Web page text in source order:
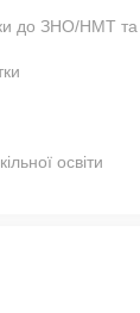
до ЗНО/НМТ
освіти